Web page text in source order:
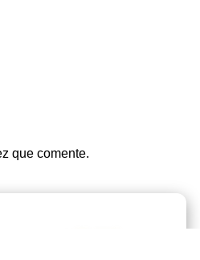
que comente.